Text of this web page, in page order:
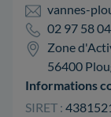
vannes-
02 97 58
Zone
56400
Informations
SIRET :